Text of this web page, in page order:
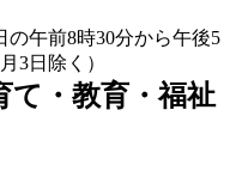
の午前8時30分から午後5
3日除く）
て・教育・福祉